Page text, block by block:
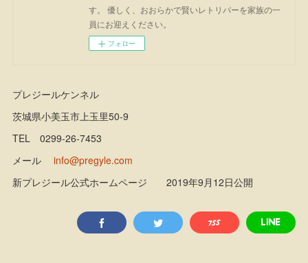
す。 優しく、おおらかで賢いレトリバーを家族の一
員にお迎えください。
フォロー
プレジールケンネル
茨城県小美玉市上玉里50-9
TEL 0299-26-7453
メールinfo@pregyle.com
新プレジール公式ホームページ 2019年9月12日公開